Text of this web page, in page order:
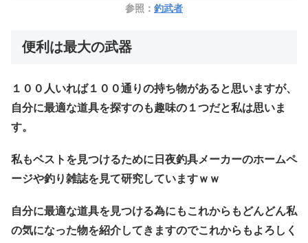
参照： 釣武者
便利は最大の武器
１００人いれば１００通りの持ち物があると思いますが、
自分に最適な道具を探すのも趣味の１つだと私は思いま
す。
私もベストを見つけるために日夜釣具メーカーのホームペ
ージや釣り雑誌を見て研究していますｗｗ
自分に最適な道具を見つける為にもこれからもどんどん私
の気になった物を紹介してきますのでこれからもよろしく